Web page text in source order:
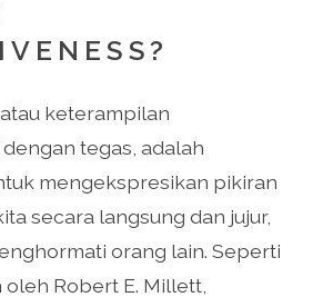
keterampilan
tegas, adalah
mengekspresikan pikiran
secara langsung dan jujur,
orang lain. Seperti
Robert E. Millett,